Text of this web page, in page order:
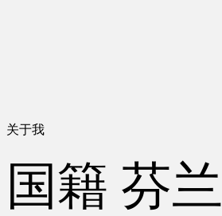
关于我
国籍 芬兰